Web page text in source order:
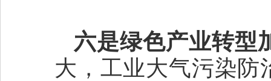
六是绿色产业转型
大，工业大气污染防